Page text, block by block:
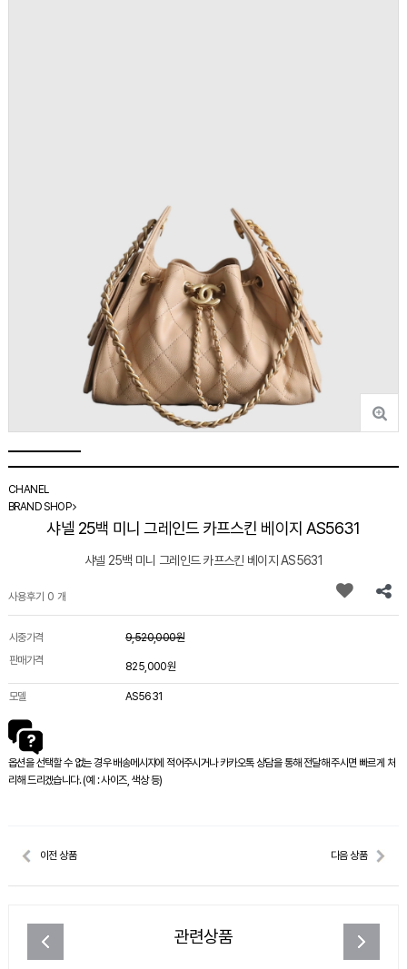
CHANEL
BRAND SHOP
샤넬 25백 미니 그레인드 카프스킨 베이지 AS5631
샤넬 25백 미니 그레인드 카프스킨 베이지 AS5631
사용후기 0 개
시중가격
9,520,000원
판매가격
825,000원
모델 AS5631
옵션을 선택할 수 없는 경우 배송메시지에 적어주시거나 카카오톡 상담을 통해 전달해 주시면 빠르게 처
리해 드리겠습니다. (예 : 사이즈, 색상 등)
이전 상품 다음 상품
관련상품